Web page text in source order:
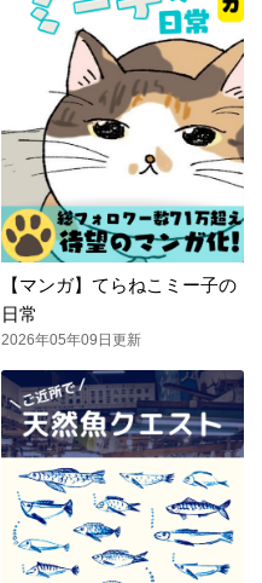
【マンガ】てらねこミー子の
日常
2026年05年09日更新